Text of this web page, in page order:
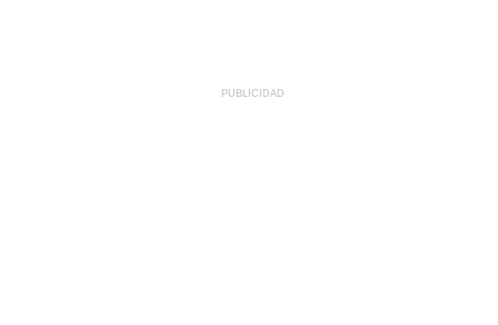
PUBLICIDAD